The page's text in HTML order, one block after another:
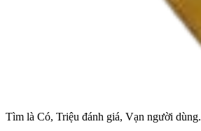
Tìm là Có, Triệu đánh giá, Vạn người dùng.